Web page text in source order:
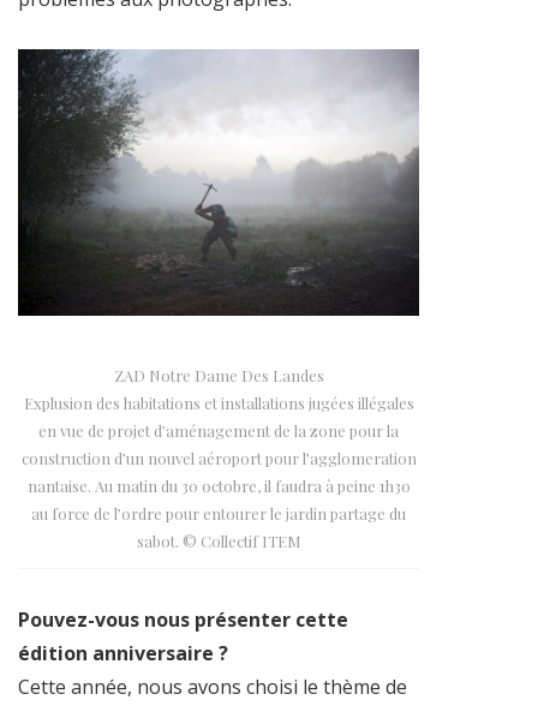
ZAD Notre Dame Des Landes
Explusion des habitations et installations jugées illégales
en vue de projet d’aménagement de la zone pour la
construction d’un nouvel aéroport pour l’agglomeration
nantaise. Au matin du 30 octobre, il faudra à peine 1h30
au force de l’ordre pour entourer le jardin partage du
sabot. © Collectif ITEM
Pouvez-vous nous présenter cette
édition anniversaire ?
Cette année, nous avons choisi le thème de